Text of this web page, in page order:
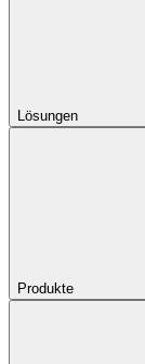
Lösungen
Produkte